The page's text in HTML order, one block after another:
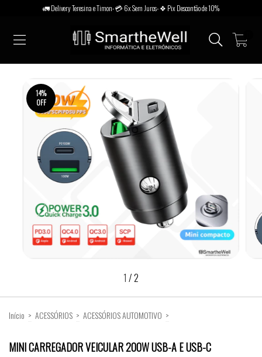
🚛 Delivery Teresina e Timon- 💳 6x Sem Juros- ❖ Pix Descontão de 10%
14%
OFF
1 /2
Início > ACESSÓRIOS > ACESSÓRIOS AUTOMOTIVO >
MINI CARREGADOR VEICULAR 200W USB-A E USB-C